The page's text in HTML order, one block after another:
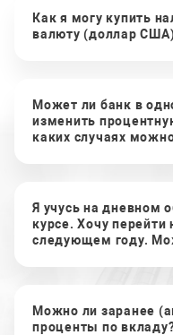
Как я могу купить
валюту (доллар
Может ли банк в
изменить
каких случаях
Я учусь на дневном
курсе. Хочу перейти
следующем году.
Можно ли заранее
проценты по